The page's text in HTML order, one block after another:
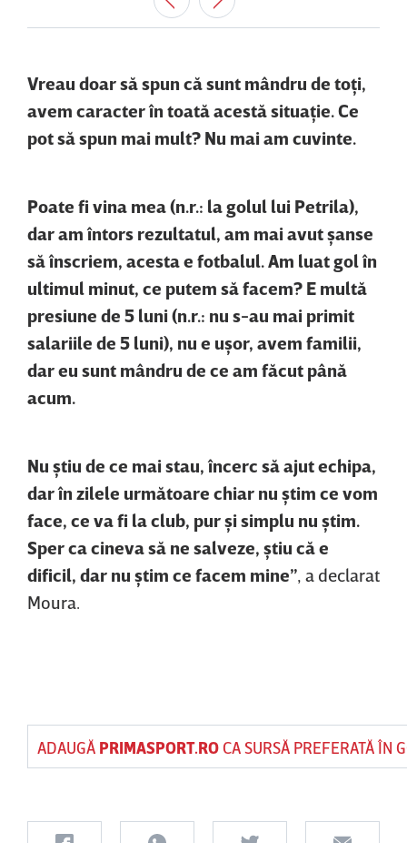
Vreau doar să spun că sunt mândru de toţi,
avem caracter în toatăacestă situaţie. Ce
pot să spun mai mult? Nu mai am cuvinte.
Poate fi vina mea (n.r.: la golul lui Petrila),
dar am întors rezultatul, am mai avut şanse
să înscriem, acesta e fotbalul. Am luat gol în
ultimul minut, ce putem să facem? E multă
presiune de 5 luni (n.r.: nu s-au mai primit
salariile de 5 luni), nu e uşor, avem familii,
dar eu sunt mândru de ce am făcut până
acum.
Nu ştiu de ce mai stau, încerc să ajut echipa,
dar în zilele următoare chiar nu ştim ce vom
face, ce va fi la club, pur şi simplu nu ştim.
Sper ca cineva să ne salveze, ştiu că e
dificil, dar nu ştim ce facem mine”, a declarat
Moura.
ADAUGĂ PRIMASPORT.ROCA SURSĂ PREFERATĂ ÎN